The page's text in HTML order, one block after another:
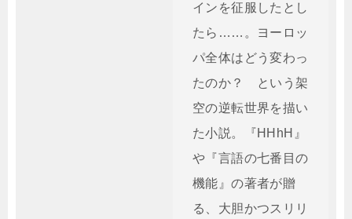
インを征服したとし
たら……。ヨーロッ
パ全体はどう変わっ
たのか？ という架
空の逆転世界を描い
た小説。『HHhH』
や『言語の七番目の
機能』の著者が贈
る、大胆かつスリリ